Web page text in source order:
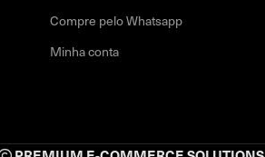
Compre pelo Whatsapp
Minha conta